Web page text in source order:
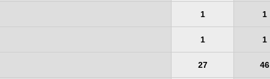
1 1
1 1
27 46